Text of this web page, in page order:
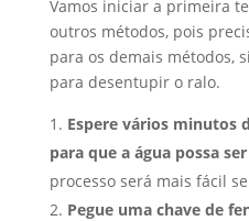
Vamos iniciar a primeira
outros métodos, pois
para os demais métodos,
para desentupir o ralo.
Espere vários minutos
para que a água possa
processo será mais fácil
Pegue uma chave de